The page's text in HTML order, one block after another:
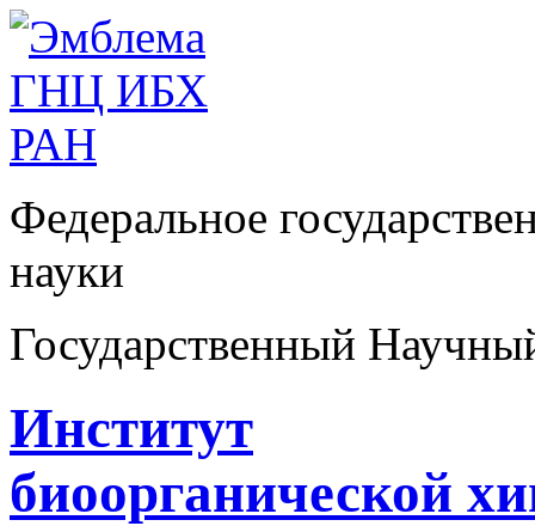
Федеральное
науки
Государственный
Институт
биоорганической